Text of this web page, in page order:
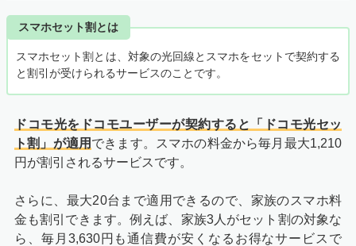
スマホセット割とは
スマホセット割とは、対象の光回線とスマホをセットで契約する
と割引が受けられるサービスのことです。
ドコモ光をドコモユーザーが契約すると「
ドコモ光セッ
ト割」が適用 できます。スマホの料金から毎月最大1,210
円が割引されるサービスです。
さらに、最大20台まで適用できるので、家族のスマホ料
金も割引できます。例えば、家族3人がセット割の対象な
ら、毎月3,630円も通信費が安くなるお得なサービスで